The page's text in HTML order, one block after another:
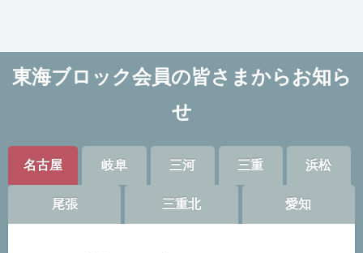
東海ブロック会員の皆さまからお知ら
せ
名古屋 岐阜 三河 三重 浜松
尾張 三重北 愛知